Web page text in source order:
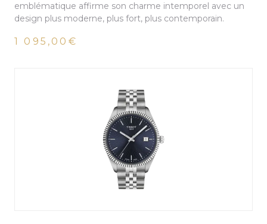
emblématique affirme son charme intemporel avec un
design plus moderne, plus fort, plus contemporain.
1 095,00€